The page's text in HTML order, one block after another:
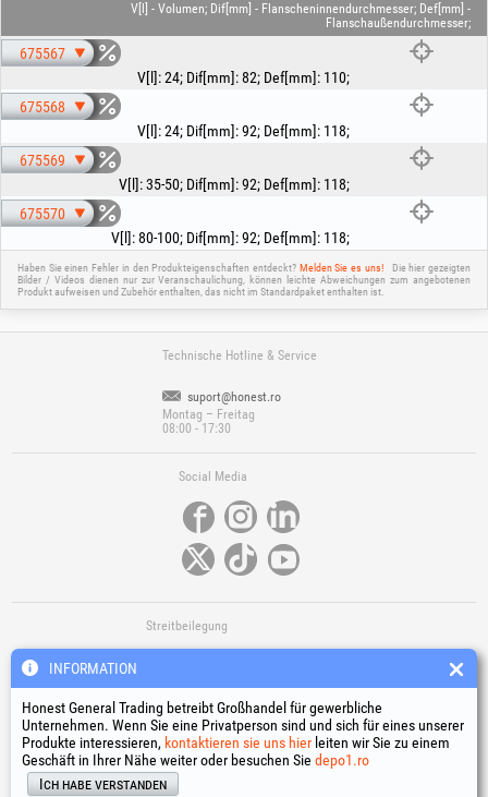
V[l] - Volumen; Dif[mm] - Flanscheninnendurchmesser; Def[mm] -
Flanschaußendurchmesser;
675567
V[l]:24; Dif[mm]:82; Def[mm]: 110;
675568
V[l]:24; Dif[mm]:92; Def[mm]: 118;
675569
V[l]:35-50; Dif[mm]:92; Def[mm]: 118;
675570
V[l]:80-100; Dif[mm]:92; Def[mm]: 118;
Haben Sie einen Fehler in den Produkteigenschaften entdeckt? Melden Sie es uns!
Die hier gezeigten
Bilder / Videos dienen nur zur Veranschaulichung, können leichte Abweichungen zum angebotenen
Produkt aufweisen und Zubehör enthalten, das nicht im Standardpaket enthalten ist.
Technische Hotline & Service
suport@honest.ro
Montag – Freitag
08:00 - 17:30
Social Media
Streitbeilegung
Nützliche Links
INFORMATION
Honest General Trading betreibt Großhandel für gewerbliche
Unternehmen. Wenn Sie eine Privatperson sind und sich für eines unserer
Produkte interessieren, kontaktieren sie uns hier leiten wir Sie zu einem
Geschäft in Ihrer Nähe weiter oder besuchen Sie depo1.ro
Ich habe verstanden